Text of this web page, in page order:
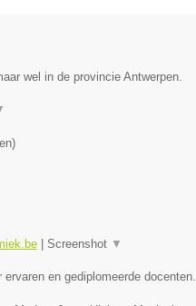
wel in de provincie Antwerpen.
)
| Screenshot ▼
en gediplomeerde docenten.